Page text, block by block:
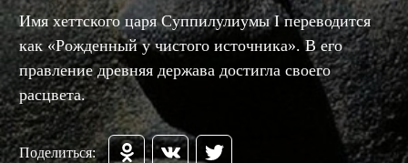
Имя хеттского царя Суппилулиумы I переводится
как «Рожденный у чистого источника». В его
правление древняя держава достигла своего
расцвета.
Поделиться: